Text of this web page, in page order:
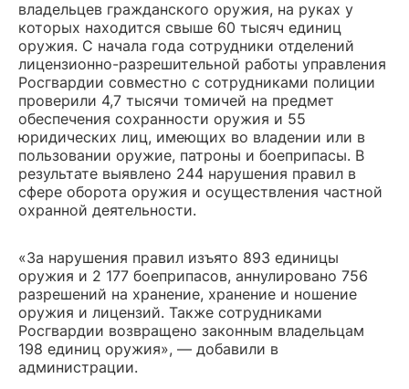
владельцев гражданского оружия, на руках у
которых находится свыше 60 тысяч единиц
оружия. С начала года сотрудники отделений
лицензионно-разрешительной работы управления
Росгвардии совместно с сотрудниками полиции
проверили 4,7 тысячи томичей на предмет
обеспечения сохранности оружия и 55
юридических лиц, имеющих во владении или в
пользовании оружие, патроны и боеприпасы. В
результате выявлено 244 нарушения правил в
сфере оборота оружия и осуществления частной
охранной деятельности.
«За нарушения правил изъято 893 единицы
оружия и 2 177 боеприпасов, аннулировано 756
разрешений на хранение, хранение и ношение
оружия и лицензий. Также сотрудниками
Росгвардии возвращено законным владельцам
198 единиц оружия», — добавили в
администрации.